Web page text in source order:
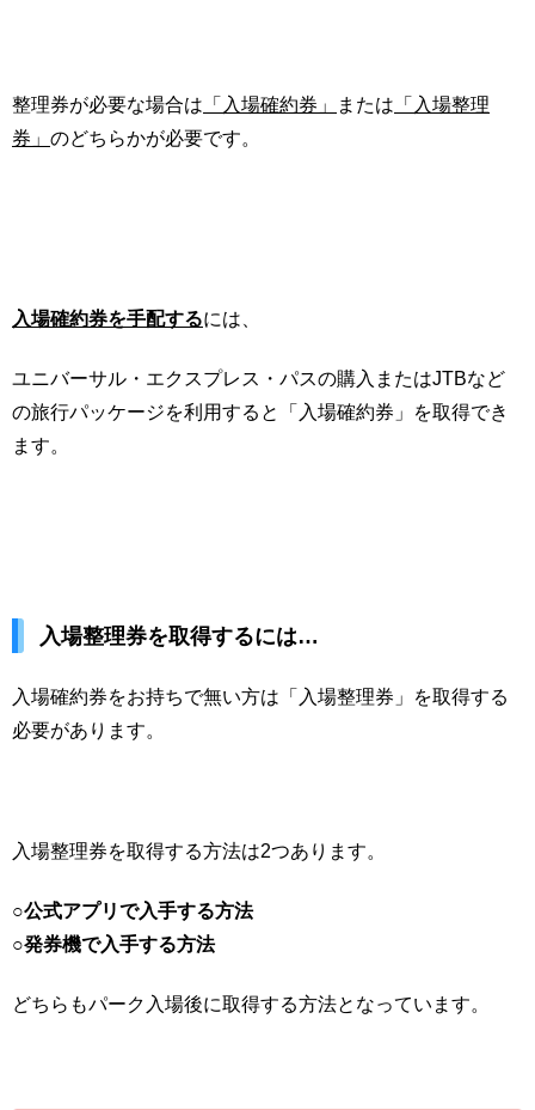
整理券が必要な場合は 「入場確約券」 または 「入場整理
券」 のどちらかが必要です。
入場確約券を手配するには、
ユニバーサル・エクスプレス・パスの購入またはJTBなど
の旅行パッケージを利用すると「入場確約券」を取得でき
ます。
入場整理券を取得するには…
入場確約券をお持ちで無い方は「入場整理券」を取得する
必要があります。
入場整理券を取得する方法は2つあります。
○公式アプリで入手する方法
○発券機で入手する方法
どちらもパーク入場後に取得する方法となっています。